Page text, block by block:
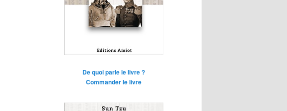
De quoi parle le livre ?
Commander le livre